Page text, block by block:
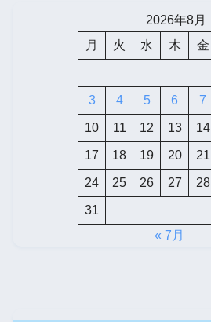
2026年8月
月
火 水 木 金
3 4 5 6 7
10 11 12 13 14
17 18 19 20 21
24 25 26 27 28
31
« 7月